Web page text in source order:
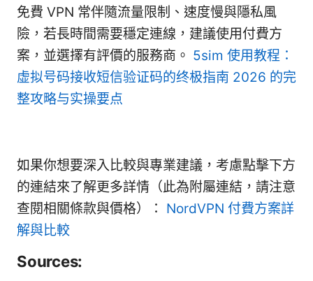
免費 VPN 常伴隨流量限制、速度慢與隱私風
險，若長時間需要穩定連線，建議使用付費方
案，並選擇有評價的服務商。 5sim 使用教程：
虚拟号码接收短信验证码的终极指南 2026 的完
整攻略与实操要点
如果你想要深入比較與專業建議，考慮點擊下方
的連結來了解更多詳情（此為附屬連結，請注意
查閱相關條款與價格）： NordVPN 付費方案詳
解與比較
Sources: